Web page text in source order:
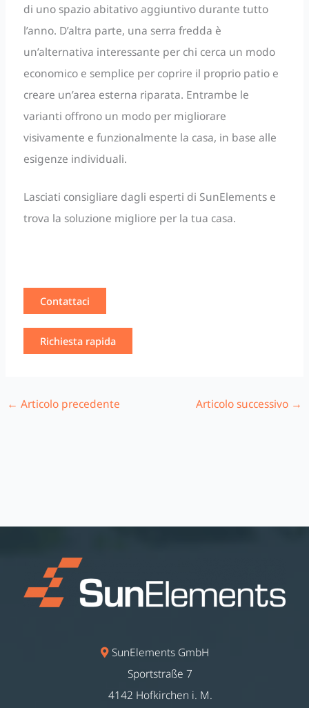
di uno spazio abitativo aggiuntivo durante tutto
l’anno. D’altra parte, una serra fredda è
un’alternativa interessante per chi cerca un modo
economico e semplice per coprire il proprio patio e
creare un’area esterna riparata. Entrambe le
varianti offrono un modo per migliorare
visivamente e funzionalmente la casa, in base alle
esigenze individuali.
Lasciati consigliare dagli esperti di SunElements e
trova la soluzione migliore per la tua casa.
Contattaci
Richiesta rapida
← Articolo precedente Articolo successivo →
SunElements GmbH
Sportstraße 7
4142 Hofkirchen i. M.